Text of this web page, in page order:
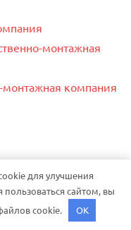
монтажная
монтажная компания
компания
компания
для улучшения
сайтом, вы
cookie.
OK